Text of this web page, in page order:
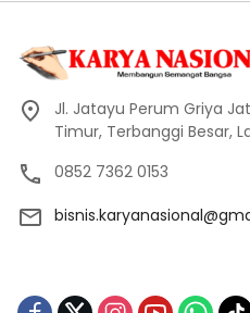
Jl. Jatayu Perum Griya
Timur, Terbanggi Besar,
0852 7362 0153